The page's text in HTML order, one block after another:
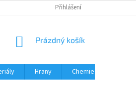
PODMÍNKY OCHRANY OSOBNÍCH ÚDAJŮ
Přihlášení
NÁKUPNÍ
Prázdný košík
Hrany
Chemie • doplňky